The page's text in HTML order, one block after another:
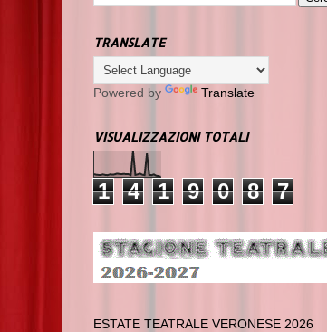
TRANSLATE
Powered by Translate
VISUALIZZAZIONI TOTALI
1 4 1 9 0 8 7
ESTATE TEATRALE VERONESE 2026